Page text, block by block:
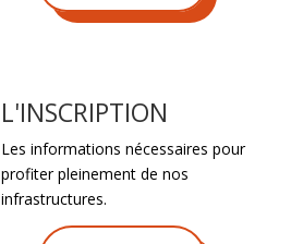
L'INSCRIPTION
Les informations nécessaires pour
profiter pleinement de nos
infrastructures.